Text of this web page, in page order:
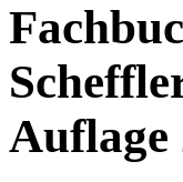
Auflage